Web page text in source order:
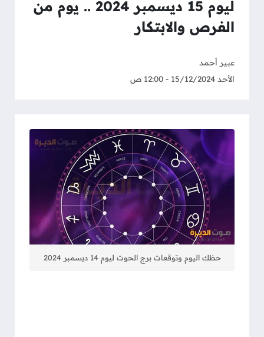
ليوم 15 ديسمبر 2024 .. يوم من
الفرص والابتكار
عبير أحمد
الأحد 15/12/2024 - 12:00 ص
حظك اليوم وتوقعات برج الحوت ليوم 14 ديسمبر 2024